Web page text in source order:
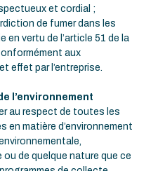
et cordial ;
de fumer dans les
en vertu de l’article 51 de la
aux
effet par l’entreprise.
l’environnement
au respect de toutes les
en matière d’environnement
de quelque nature que ce